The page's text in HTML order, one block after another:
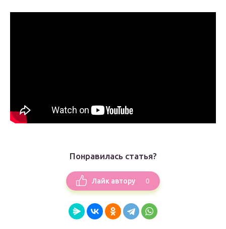
Понравилась статья?
Лайк автору 0